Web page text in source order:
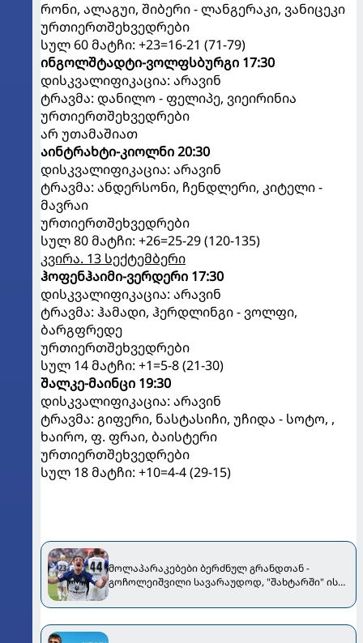
რონი, ალაგუი, შიბერი - ლანგერაკი, ვანიცეკი
ურთიერთშეხვედრები
სულ 60 მატჩი: +23=16-21 (71-79)
ინგოლშტადტი-ვოლფსბურგი 17:30
დისკვალიფიკაცია: არავინ
ტრავმა: დანილო - ფელიპე, ვიეირინია
ურთიერთშეხვედრები
არ უთამაშიათ
აინტრახტი-კიოლნი 20:30
დისკვალიფიკაცია: არავინ
ტრავმა: ანდერსონი, ჩენდლერი, კიტელი -
მავრაი
ურთიერთშეხვედრები
სულ 80 მატჩი: +26=25-29 (120-135)
კვირა. 13 სექტემბერი
ჰოფენჰაიმი-ვერდერი 17:30
დისკვალიფიკაცია: არავინ
ტრავმა: ჰამადი, ჰერდლინგი - ვოლფი,
ბარგფრედე
ურთიერთშეხვედრები
სულ 14 მატჩი: +1=5-8 (21-30)
შალკე-მაინცი 19:30
დისკვალიფიკაცია: არავინ
ტრავმა: გიფერი, ნასტასიჩი, უჩიდა - სოტო, ,
ხაირო, ფ. ფრაი, ბაისტერი
ურთიერთშეხვედრები
სულ 18 მატჩი: +10=4-4 (29-15)
მოლაპარაკებები ბერძნულ გრანდთან -
გოჩოლეიშვილი სავარაუდოდ, "შახტარში" ისევ